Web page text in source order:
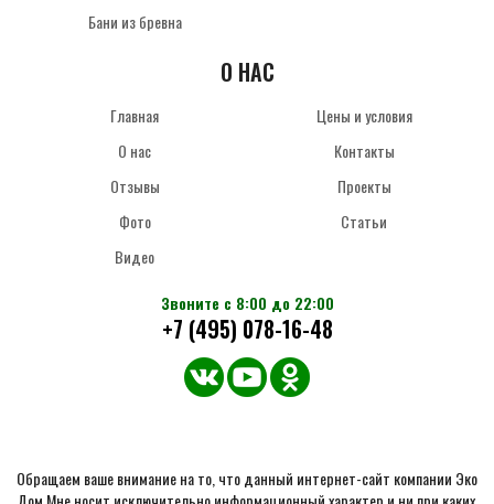
Бани из бревна
О НАС
Главная
О нас
Отзывы
Фото
Видео
Цены и условия
Контакты
Проекты
Статьи
Звоните с 8:00 до 22:00
+7 (495) 078-16-48
Обращаем ваше внимание на то, что данный интернет-сайт компании Эко